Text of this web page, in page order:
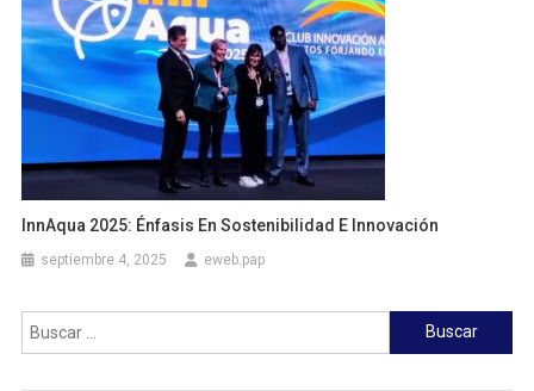
InnAqua 2025: Énfasis En Sostenibilidad E Innovación
septiembre 4, 2025 eweb.pap
Buscar: